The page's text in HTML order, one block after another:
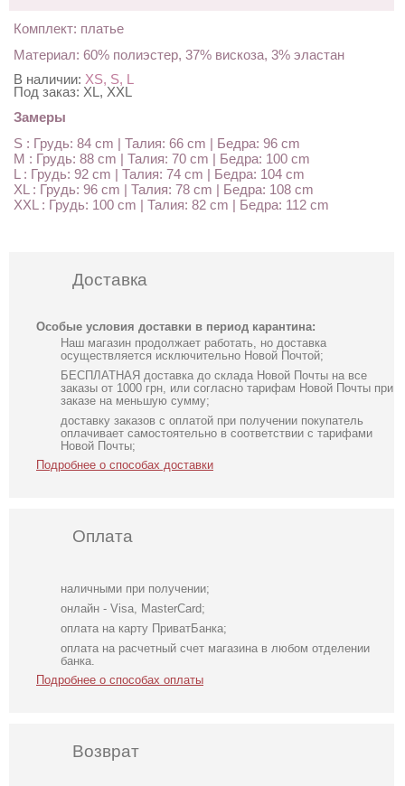
Комплект: платье
Материал: 60% полиэстер, 37% вискоза, 3% эластан
В наличии: XS, S, L
Под заказ: XL, XXL
Замеры
S : Грудь: 84 cm | Талия: 66 cm | Бедра: 96 cm
M : Грудь: 88 cm | Талия: 70 cm | Бедра: 100 cm
L : Грудь: 92 cm | Талия: 74 cm | Бедра: 104 cm
XL : Грудь: 96 cm | Талия: 78 cm | Бедра: 108 cm
XXL : Грудь: 100 cm | Талия: 82 cm | Бедра: 112 cm
Доставка
Особые условия доставки в период карантина:
Наш магазин продолжает работать, но доставка
осуществляется исключительно Новой Почтой;
БЕСПЛАТНАЯ доставка до склада Новой Почты на все
заказы от 1000 грн, или согласно тарифам Новой Почты при
заказе на меньшую сумму;
доставку заказов с оплатой при получении покупатель
оплачивает самостоятельно в соответствии с тарифами
Новой Почты;
Подробнее о способах доставки
Оплата
наличными при получении;
онлайн - Visa, MasterCard;
оплата на карту ПриватБанка;
оплата на расчетный счет магазина в любом отделении
банка.
Подробнее о способах оплаты
Возврат